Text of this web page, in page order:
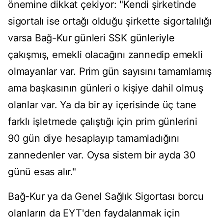
önemine dikkat çekiyor: "Kendi şirketinde
sigortalı ise ortağı olduğu şirkette sigortalılığı
varsa Bağ-Kur günleri SSK günleriyle
çakışmış, emekli olacağını zannedip emekli
olmayanlar var. Prim gün sayısını tamamlamış
ama başkasının günleri o kişiye dahil olmuş
olanlar var. Ya da bir ay içerisinde üç tane
farklı işletmede çalıştığı için prim günlerini
90 gün diye hesaplayıp tamamladığını
zannedenler var. Oysa sistem bir ayda 30
günü esas alır."
Bağ-Kur ya da Genel Sağlık Sigortası borcu
olanların da EYT'den faydalanmak için